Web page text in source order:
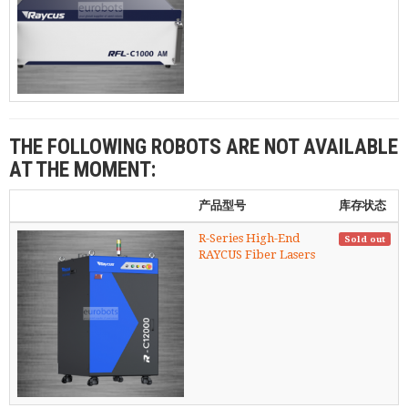
THE FOLLOWING ROBOTS ARE NOT AVAILABLE
AT THE MOMENT:
产品型号 库存状态
R-Series High-End
RAYCUS Fiber Lasers
Sold out